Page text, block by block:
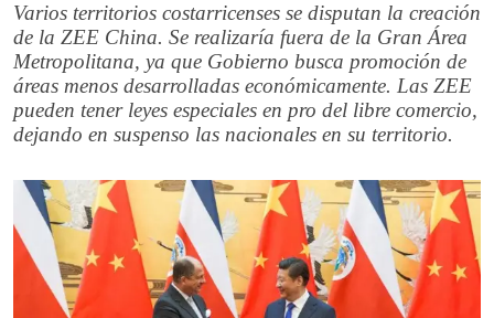
Varios territorios costarricenses se disputan la creación
de la ZEE China. Se realizaría fuera de la Gran Área
Metropolitana, ya que Gobierno busca promoción de
áreas menos desarrolladas económicamente. Las ZEE
pueden tener leyes especiales en pro del libre comercio,
dejando en suspenso las nacionales en su territorio.